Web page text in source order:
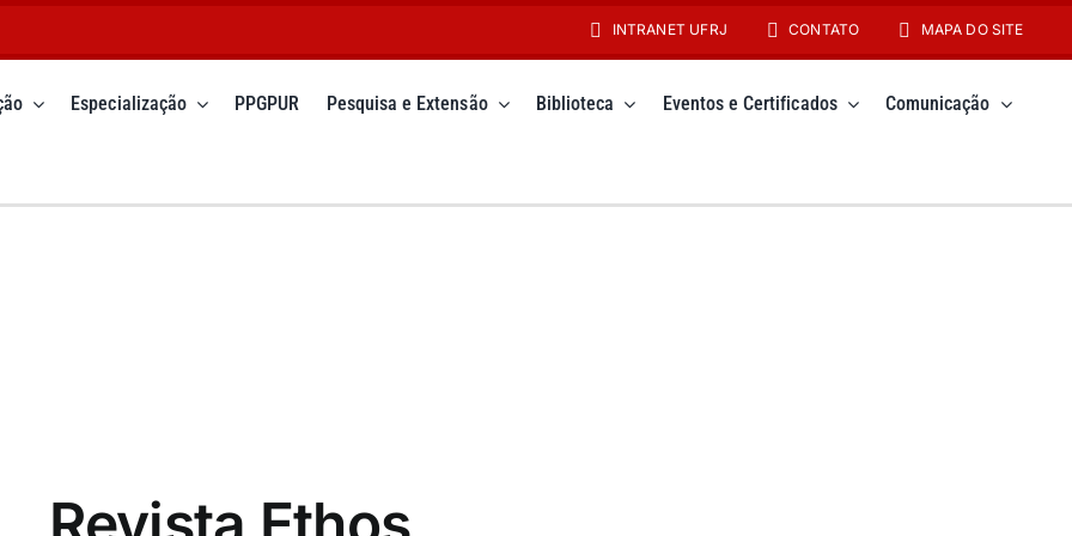
INTRANET UFRJ CONTATO MAPA DO SITE
Especialização PPGPUR Pesquisa e Extensão Biblioteca Eventos e Certificados Comunicação